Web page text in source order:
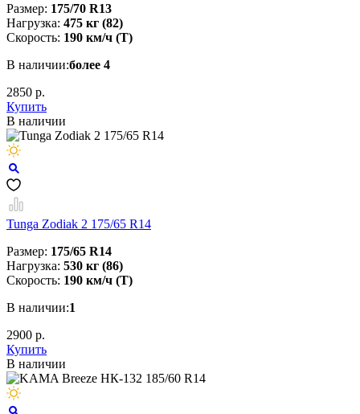
Размер: 175/70 R13
Нагрузка: 475 кг (82)
Скорость: 190 км/ч (T)
В наличии:более 4
2850 р.
Купить
В наличии
Tunga Zodiak 2 175/65 R14
Размер: 175/65 R14
Нагрузка: 530 кг (86)
Скорость: 190 км/ч (T)
В наличии:1
2900 р.
Купить
В наличии